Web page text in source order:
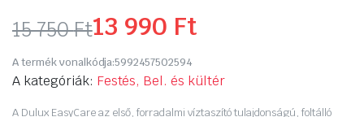
15 750Ft
Original
price
13 990 Ft
Current
price
A termék vonalkódja:5992457502594
A kategóriák: Festés, Bel. és kültér
A Dulux EasyCare az első, forradalmi víztaszító tulajdonságú, foltálló